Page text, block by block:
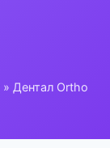
» Дентал Ortho